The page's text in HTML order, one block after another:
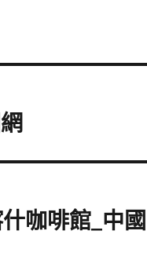
咖啡館_中國